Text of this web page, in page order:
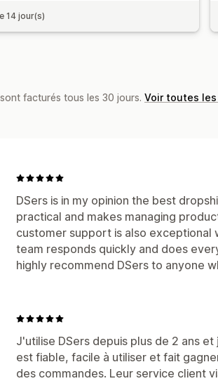
14 jour(s)
facturés tous les 30 jours. Voir toutes
DSers is in my opinion the best
practical and makes managing
customer support is also exceptional
team responds quickly and does
highly recommend DSers to anyone
J'utilise DSers depuis plus de 2 ans
est fiable, facile à utiliser et fait
des commandes. Leur service client